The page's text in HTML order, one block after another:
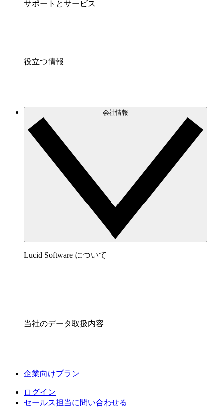
サポートとサービス
役立つ情報
会社情報
Lucid Software について
当社のデータ取扱内容
企業向けプラン
ログイン
セールス担当に問い合わせる